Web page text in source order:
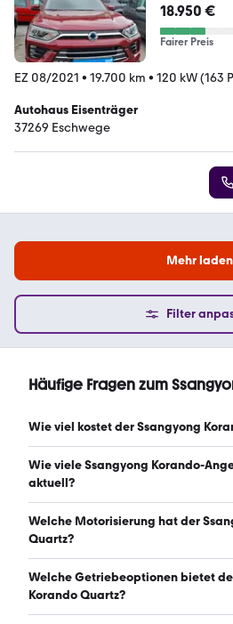
18.950 €
Fairer Preis
EZ 08/2021 • 19.700 km • 120 kW (163
Autohaus Eisenträger
37269 Eschwege
Mehr laden
Filter
Häufige Fragen zum
Wie viel kostet der Ssangyong
Ein guter Preis für einen
zwischen 7.720 € und 19.417 €.
Wie viele Ssangyong Korando-
aktuell?
Es gibt insgesamt 35 Ssangyong
davon 35 Gebraucht- und 0
Welche Motorisierung hat der
Quartz?
Der Ssangyong Korando Quartz
145 und 178 PS. (Stand: 6.8.2026)
Welche Getriebeoptionen bietet
Korando Quartz?